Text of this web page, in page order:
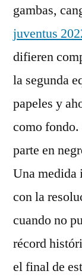
gambas,
juventus
difieren
la segunda
papeles y
como fondo.
parte en
Una medida
con la
cuando no
récord
el final de